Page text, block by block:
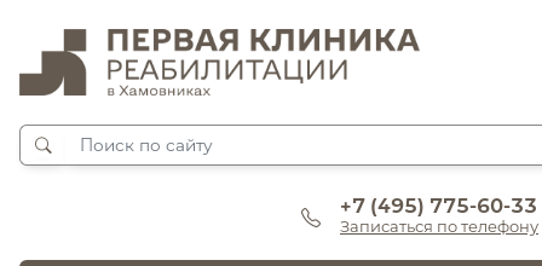
+7 (495) 775-60-33
Записаться по телефону